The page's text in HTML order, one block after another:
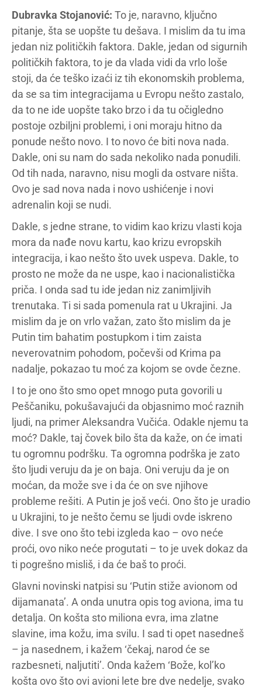
Dubravka Stojanović: To je, naravno, ključno
pitanje, šta se uopšte tu dešava. I mislim da tu ima
jedan niz političkih faktora. Dakle, jedan od sigurnih
političkih faktora, to je da vlada vidi da vrlo loše
stoji, da će teško izaći iz tih ekonomskih problema,
da se sa tim integracijama u Evropu nešto zastalo,
da to ne ide uopšte tako brzo i da tu očigledno
postoje ozbiljni problemi, i oni moraju hitno da
ponude nešto novo. I to novo će biti nova nada.
Dakle, oni su nam do sada nekoliko nada ponudili.
Od tih nada, naravno, nisu mogli da ostvare ništa.
Ovo je sad nova nada i novo ushićenje i novi
adrenalin koji se nudi.
Dakle, s jedne strane, to vidim kao krizu vlasti koja
mora da nađe novu kartu, kao krizu evropskih
integracija, i kao nešto što uvek uspeva. Dakle, to
prosto ne može da ne uspe, kao i nacionalistička
priča. I onda sad tu ide jedan niz zanimljivih
trenutaka. Ti si sada pomenula rat u Ukrajini. Ja
mislim da je on vrlo važan, zato što mislim da je
Putin tim bahatim postupkom i tim zaista
neverovatnim pohodom, počevši od Krima pa
nadalje, pokazao tu moć za kojom se ovde čezne.
I to je ono što smo opet mnogo puta govorili u
Peščaniku, pokušavajući da objasnimo moć raznih
ljudi, na primer Aleksandra Vučića. Odakle njemu ta
moć? Dakle, taj čovek bilo šta da kaže, on će imati
tu ogromnu podršku. Ta ogromna podrška je zato
što ljudi veruju da je on baja. Oni veruju da je on
moćan, da može sve i da će on sve njihove
probleme rešiti. A Putin je još veći. Ono što je uradio
u Ukrajini, to je nešto čemu se ljudi ovde iskreno
dive. I sve ono što tebi izgleda kao – ovo neće
proći, ovo niko neće progutati – to je uvek dokaz da
ti pogrešno misliš, i da će baš to proći.
Glavni novinski natpisi su ‘Putin stiže avionom od
dijamanata’. A onda unutra opis tog aviona, ima tu
detalja. On košta sto miliona evra, ima zlatne
slavine, ima kožu, ima svilu. I sad ti opet nasedneš
– ja nasednem, i kažem ‘čekaj, narod će se
razbesneti, naljutiti’. Onda kažem ‘Bože, kol’ko
košta ovo što ovi avioni lete bre dve nedelje, svako